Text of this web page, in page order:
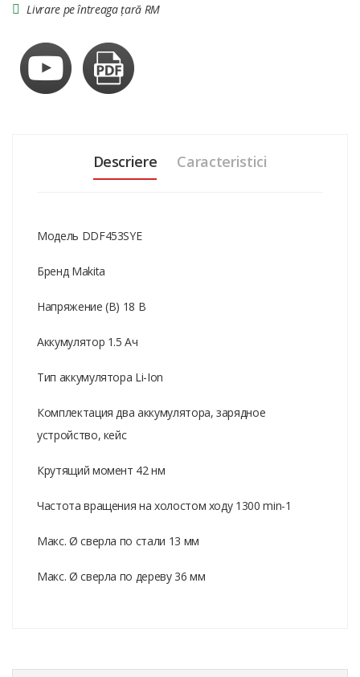
Livrare pe întreaga țară RM
Descriere Caracteristici
Модель DDF453SYE
Бренд Makita
Напряжение (В) 18 В
Аккумулятор 1.5 Ач
Тип аккумулятора Li-Ion
Комплектация два аккумулятора, зарядное
устройство, кейс
Крутящий момент 42 нм
Частота вращения на холостом ходу 1300 min-1
Макс. Ø сверла по стали 13 мм
Макс. Ø сверла по дереву 36 мм